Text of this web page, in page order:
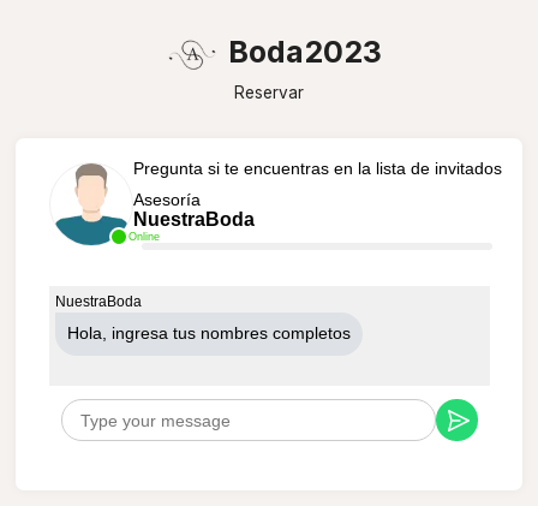
Boda2023
Reservar
Online
Pregunta si te encuentras en la lista de invitados
Asesoría
NuestraBoda
NuestraBoda
Hola, ingresa tus nombres completos